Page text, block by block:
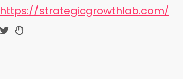
https://strategicgrowthlab.com/